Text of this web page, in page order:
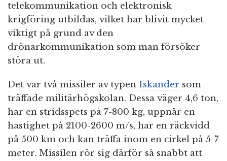
telekommunikation och elektronisk
krigföring utbildas, vilket har blivit mycket
viktigt på grund av den
drönarkommunikation som man försöker
störa ut.
Det var två missiler av typen Iskander som
träffade militärhögskolan. Dessa väger 4,6 ton,
har en stridsspets på 7-800 kg, uppnår en
hastighet på 2100-2600 m/s, har en räckvidd
på 500 km och kan träffa inom en cirkel på 5-7
meter. Missilen rör sig därför så snabbt att